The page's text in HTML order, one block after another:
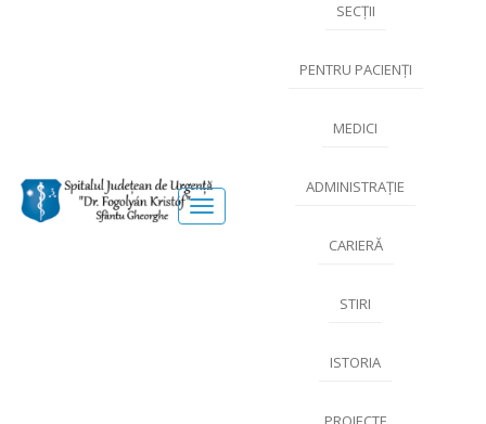
Meniu
SECȚII
PENTRU PACIENȚI
MEDICI
ADMINISTRAȚIE
CARIERĂ
STIRI
ISTORIA